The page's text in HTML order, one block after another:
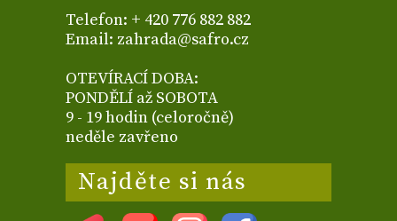
Telefon: + 420 776 882 882
Email: zahrada@safro.cz
OTEVÍRACÍ DOBA:
PONDĚLÍ až SOBOTA
9 - 19 hodin (celoročně)
neděle zavřeno
Najděte si nás